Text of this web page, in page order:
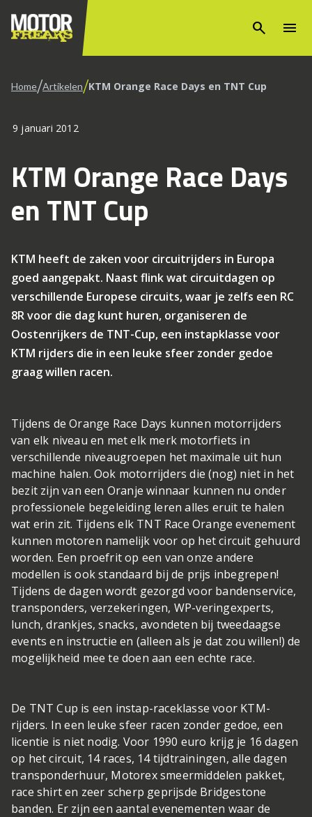
search menu
Home/Artikelen/KTM Orange Race Days en TNT Cup
9 januari 2012
KTM Orange Race Days
en TNT Cup
KTM heeft de zaken voor circuitrijders in Europa
goed aangepakt. Naast flink wat circuitdagen op
verschillende Europese circuits, waar je zelfs een RC
8R voor die dag kunt huren, organiseren de
Oostenrijkers de TNT-Cup, een instapklasse voor
KTM rijders die in een leuke sfeer zonder gedoe
graag willen racen.
Tijdens de Orange Race Days kunnen motorrijders
van elk niveau en met elk merk motorfiets in
verschillende niveaugroepen het maximale uit hun
machine halen. Ook motorrijders die (nog) niet in het
bezit zijn van een Oranje winnaar kunnen nu onder
professionele begeleiding leren alles eruit te halen
wat erin zit. Tijdens elk TNT Race Orange evenement
kunnen motoren namelijk voor op het circuit gehuurd
worden. Een proefrit op een van onze andere
modellen is ook standaard bij de prijs inbegrepen!
Tijdens de dagen wordt gezorgd voor bandenservice,
transponders, verzekeringen, WP-veringexperts,
lunch, drankjes, snacks, avondeten bij tweedaagse
events en instructie en (alleen als je dat zou willen!) de
mogelijkheid mee te doen aan een echte race.
De TNT Cup is een instap-raceklasse voor KTM-
rijders. In een leuke sfeer racen zonder gedoe, een
licentie is niet nodig. Voor 1990 euro krijg je 16 dagen
op het circuit, 14 races, 14 tijdtrainingen, alle dagen
transponderhuur, Motorex smeermiddelen pakket,
race shirt en zeer scherp geprijsde Bridgestone
banden. Er zijn een aantal evenementen waar de